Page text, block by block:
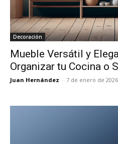
Decoración
Mueble Versátil y
Organizar tu Cocina o
Juan Hernández - 7 de enero de 2026